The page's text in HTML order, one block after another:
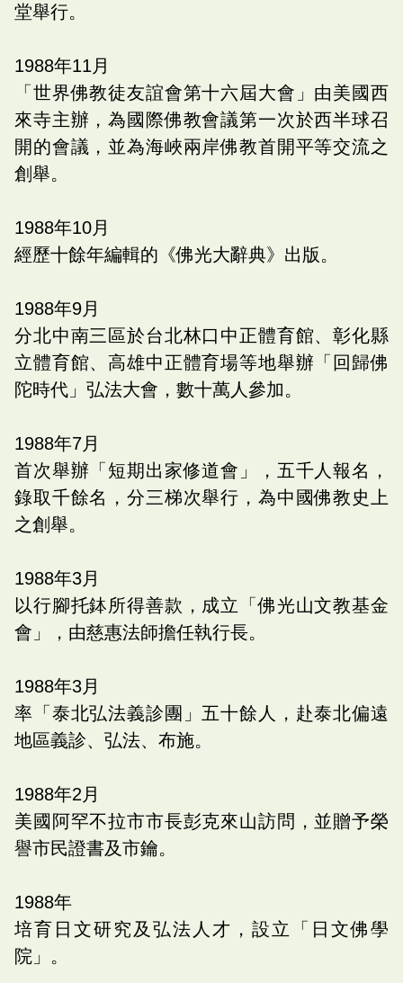
堂舉行。
1988年11 月
「世界佛教徒友誼會第十六屆大會」由美國西
來寺主辦，為國際佛教會議第一次於西半球召
開的會議，並為海峽兩岸佛教首開平等交流之
創舉。
1988年10月
經歷十餘年編輯的《佛光大辭典》出版。
1988年9月
分北中南三區於台北林口中正體育館、彰化縣
立體育館、高雄中正體育場等地舉辦「回歸佛
陀時代」弘法大會，數十萬人參加。
1988年7月
首次舉辦「短期出家修道會」，五千人報名，
錄取千餘名，分三梯次舉行，為中國佛教史上
之創舉。
1988年3月
以行腳托鉢所得善款，成立「佛光山文教基金
會」，由慈惠法師擔任執行長。
1988年3月
率「泰北弘法義診團」五十餘人，赴泰北偏遠
地區義診、弘法、布施。
1988年2 月
美國阿罕不拉市市長彭克來山訪問，並贈予榮
譽市民證書及市鑰。
1988年
培育日文研究及弘法人才，設立「日文佛學
院」。